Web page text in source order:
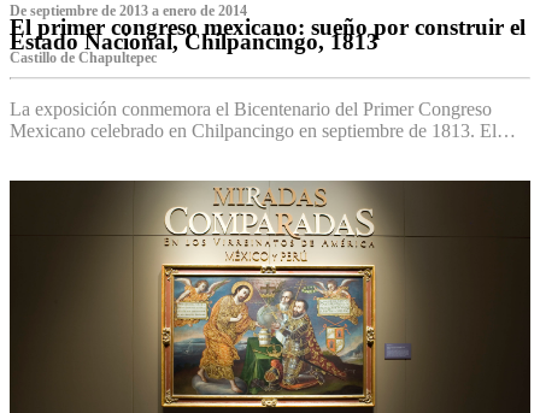
De septiembre de 2013 a enero de 2014
El primer congreso mexicano: sueño por construir el
Estado Nacional, Chilpancingo, 1813
Castillo de Chapultepec
La exposición conmemora el Bicentenario del Primer Congreso
Mexicano celebrado en Chilpancingo en septiembre de 1813. El…